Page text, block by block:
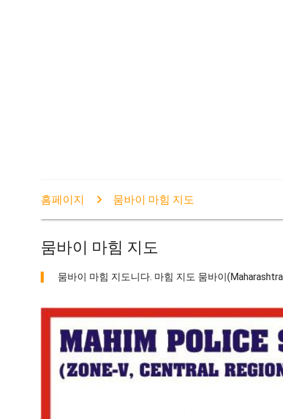
홈페이지 뭄바이 마힘 지도
뭄바이 마힘 지도
뭄바이 마힘 지도니다. 마힘 지도 뭄바이